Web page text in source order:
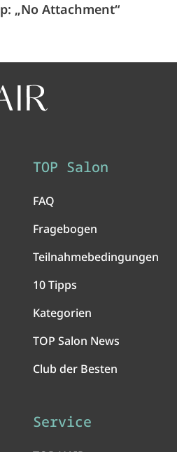
„No Attachment“
TOP Salon
FAQ
Fragebogen
Teilnahmebedingungen
10 Tipps
Kategorien
TOP Salon News
Club der Besten
Service